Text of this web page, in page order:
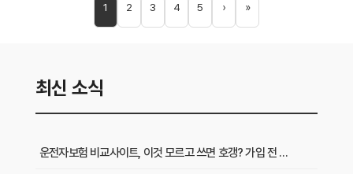
1 2 3 4 5 › »
최신 소식
운전자보험 비교사이트, 이것 모르고 쓰면 호갱? 가입 전 필수 확인사항